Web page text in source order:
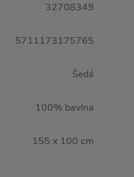
32708349
5711173175765
Šedá
100% bavlna
155 x 100 cm